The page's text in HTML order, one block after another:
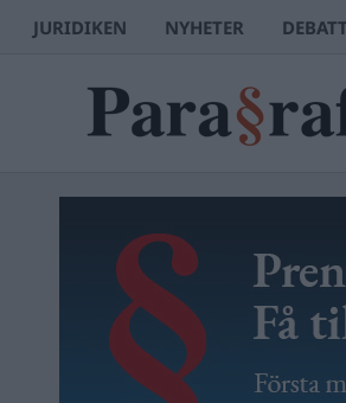
JURIDIKEN NYHETER DEBATT